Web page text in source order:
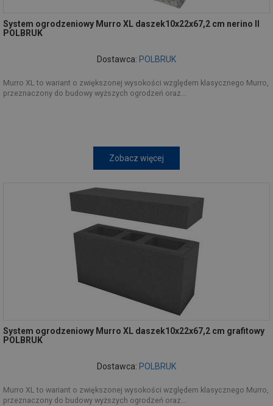
System ogrodzeniowy Murro XL daszek10x22x67,2 cm nerino II
POLBRUK
Dostawca: POLBRUK
Murro XL to wariant o zwiększonej wysokości względem klasycznego Murro,
przeznaczony do budowy wyższych ogrodzeń oraz...
Zobacz więcej
System ogrodzeniowy Murro XL daszek10x22x67,2 cm grafitowy
POLBRUK
Dostawca: POLBRUK
Murro XL to wariant o zwiększonej wysokości względem klasycznego Murro,
przeznaczony do budowy wyższych ogrodzeń oraz...